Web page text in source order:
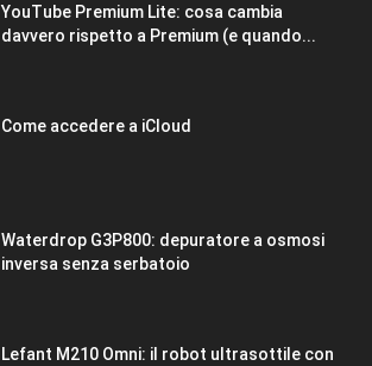
YouTube Premium Lite: cosa cambia
davvero rispetto a Premium (e quando...
Come accedere a iCloud
Waterdrop G3P800: depuratore a osmosi
inversa senza serbatoio
Lefant M210 Omni: il robot ultrasottile con